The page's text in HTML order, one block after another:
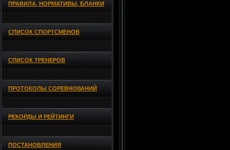
ПРАВИЛА, НОРМАТИВЫ, БЛАНКИ
СПИСОК СПОРТСМЕНОВ
СПИСОК ТРЕНЕРОВ
ПРОТОКОЛЫ СОРЕВНОВАНИЙ
РЕКОРДЫ И РЕЙТИНГИ
ПОСТАНОВЛЕНИЯ